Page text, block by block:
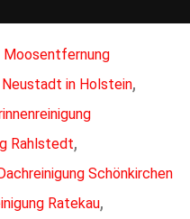
Moosentfernung
Neustadt in Holstein,
Rahlstedt,
Schönkirchen
Ratekau,